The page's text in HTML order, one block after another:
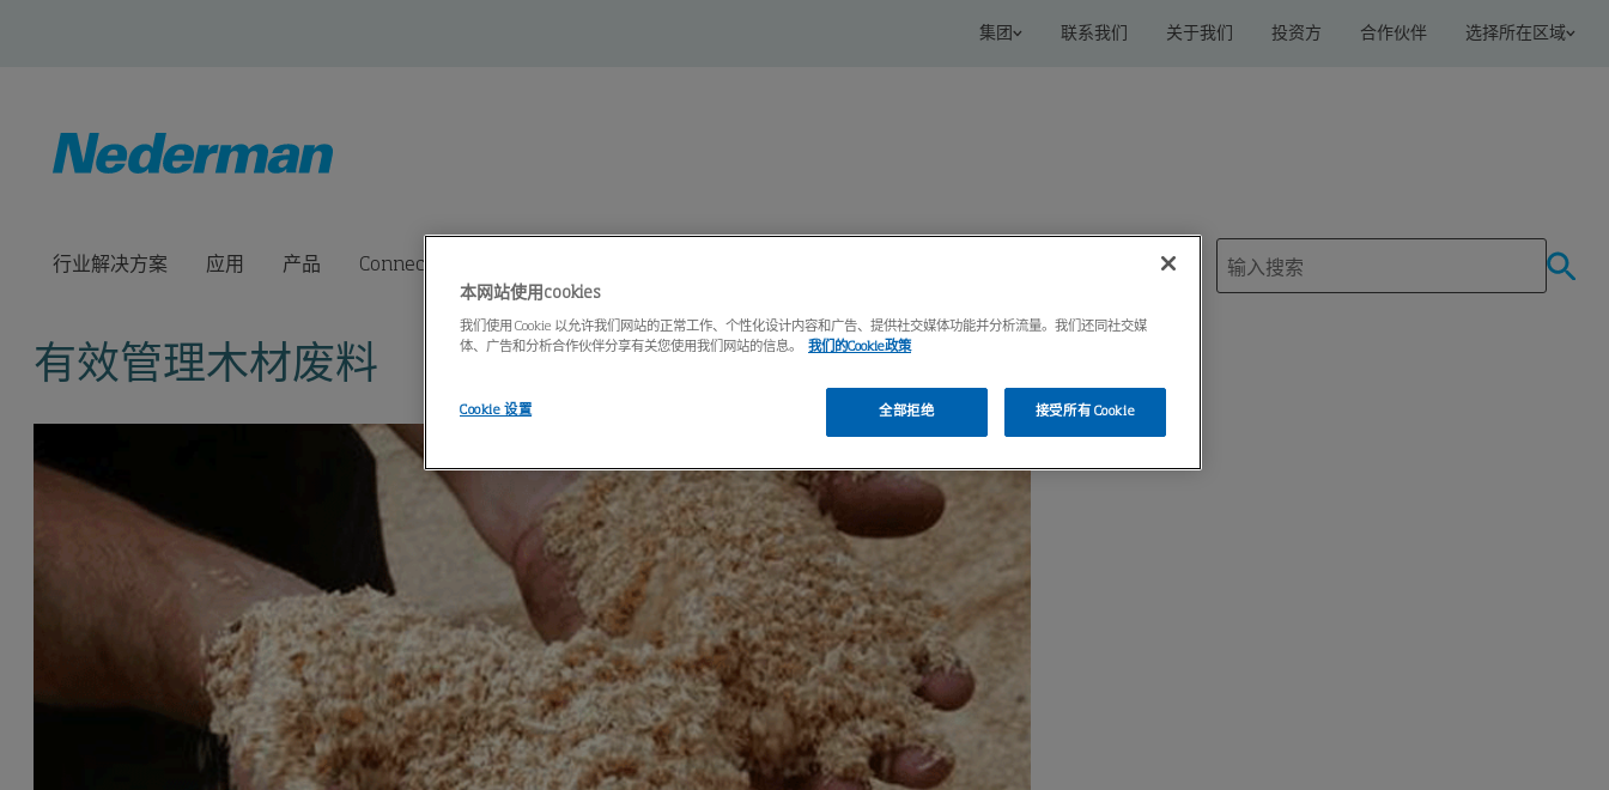
集团 联系我们 关于我们 投资方 合作伙伴 选择所在区域
行业解决方案 应用 产品 Connected Solutions
有效管理木材废料
本网站使用cookies
我们使用 Cookie 以允许我们网站的正常工作、个性化设计内容和广告、提供社交媒体功能并分析流量。我们还同社交媒
体、广告和分析合作伙伴分享有关您使用我们网站的信息。
我们的Cookie政策
全部拒绝 接受所有 Cookie
Cookie 设置